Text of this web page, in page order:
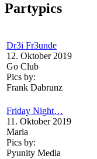
Partypics
Dr3i Fr3unde
12. Oktober 2019
Go Club
Pics by:
Frank Dabrunz
Friday Night…
11. Oktober 2019
Maria
Pics by:
Pyunity Media